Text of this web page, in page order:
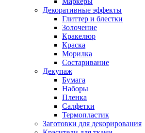
Декоративные эффекты
Глиттер и блестки
Золочение
Кракелюр
Краска
Морилка
Состаривание
Декупаж
Бумага
Наборы
Пленка
Салфетки
Термопластик
Заготовки для декорирования